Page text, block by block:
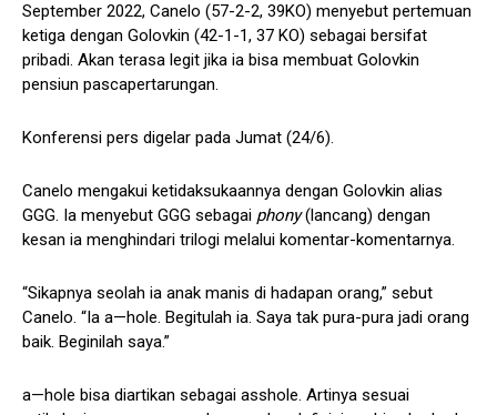
September 2022, Canelo (57-2-2, 39KO) menyebut pertemuan
ketiga dengan Golovkin (42-1-1, 37 KO) sebagai bersifat
pribadi. Akan terasa legit jika ia bisa membuat Golovkin
pensiun pascapertarungan.
Konferensi pers digelar pada Jumat (24/6).
Canelo mengakui ketidaksukaannya dengan Golovkin alias
GGG. Ia menyebut GGG sebagai phony(lancang) dengan
kesan ia menghindari trilogi melalui komentar-komentarnya.
“Sikapnya seolah ia anak manis di hadapan orang,” sebut
Canelo. “Ia a—hole. Begitulah ia. Saya tak pura-pura jadi orang
baik. Beginilah saya.”
a—hole bisa diartikan sebagai asshole. Artinya sesuai